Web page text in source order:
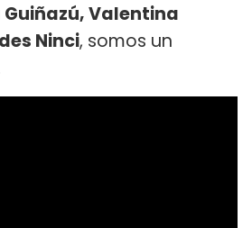
Valentina
Ninci, somos un